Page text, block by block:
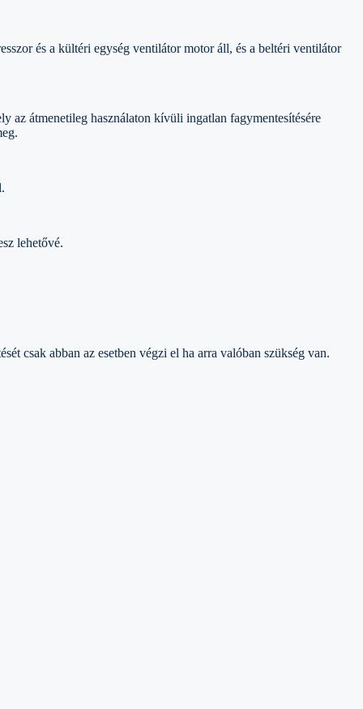
és a kültéri egység ventilátor motor áll, és a beltéri ventilátor
az átmenetileg használaton kívüli ingatlan fagymentesítésére
lehetővé.
csak abban az esetben végzi el ha arra valóban szükség van.